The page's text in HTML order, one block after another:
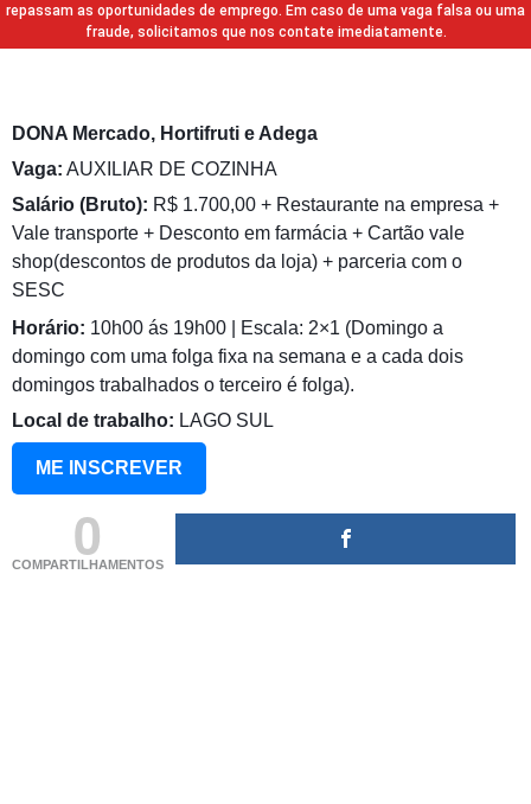
repassam as oportunidades de emprego. Em caso de uma vaga falsa ou uma
fraude, solicitamos que nos contate imediatamente.
DONA Mercado, Hortifruti e Adega
Vaga: AUXILIAR DE COZINHA
Salário (Bruto): R$ 1.700,00 + Restaurante na empresa +
Vale transporte + Desconto em farmácia + Cartão vale
shop(descontos de produtos da loja) + parceria com o
SESC
Horário: 10h00 ás 19h00 | Escala: 2×1 (Domingo a
domingo com uma folga fixa na semana e a cada dois
domingos trabalhados o terceiro é folga).
Local de trabalho: LAGO SUL
ME INSCREVER
0
COMPARTILHAMENTOS